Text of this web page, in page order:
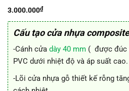
3.000.000₫
Cấu tạo cửa nhựa composite
-Cánh cửa dày 40 mm ( được đúc
PVC dưới nhiệt độ và áp suất cao.
-Lõi cửa nhựa gỗ thiết kế rỗng